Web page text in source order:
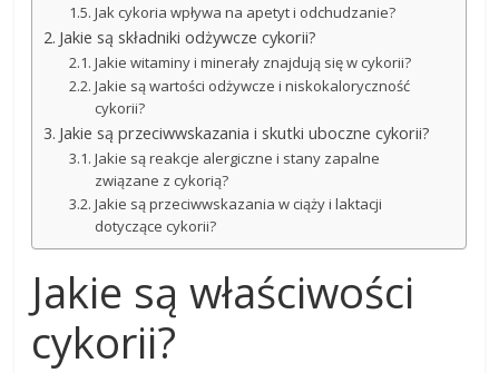
Jak cykoria wpływa na apetyt i odchudzanie?
Jakie są składniki odżywcze cykorii?
Jakie witaminy i minerały znajdują się w cykorii?
Jakie są wartości odżywcze i niskokaloryczność
cykorii?
Jakie są przeciwwskazania i skutki uboczne cykorii?
Jakie są reakcje alergiczne i stany zapalne
związane z cykorią?
Jakie są przeciwwskazania w ciąży i laktacji
dotyczące cykorii?
Jakie są właściwości
cykorii?